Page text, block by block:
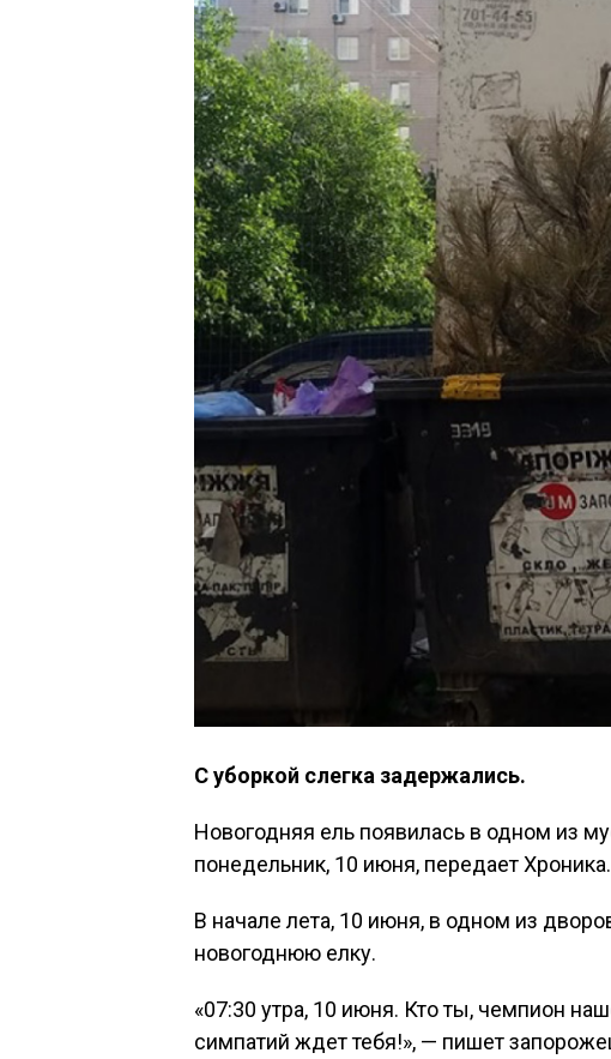
С уборкой слегка задержались.
Новогодняя ель появилась в одном из
понедельник, 10 июня, передает
В начале лета, 10 июня, в одном из
новогоднюю елку.
«07:30 утра, 10 июня. Кто ты, чемпион
симпатий ждет тебя!», — пишет